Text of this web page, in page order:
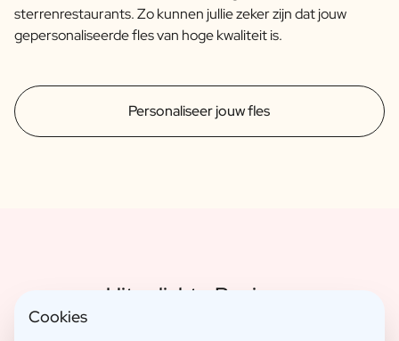
Personaliseer jouw fles
sterrenrestaurants. Zo kunnen jullie zeker zijn dat jouw
gepersonaliseerde fles van hoge kwaliteit is.
Uitgelichte Reviews
Cookies